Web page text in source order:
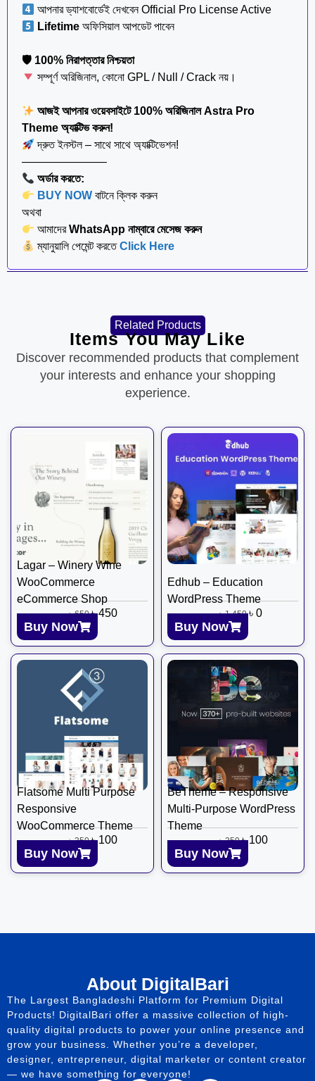
আপনার ড্যাশবোর্ডেই দেখবেন Official Pro License Active
Lifetime অফিসিয়াল আপডেট পাবেন
🛡 100% নিরাপত্তার নিশ্চয়তা
সম্পূর্ণ অরিজিনাল, কোনো GPL / Null / Crack নয়।
আজই আপনার ওয়েবসাইটে 100% অরিজিনাল Astra Pro
Theme অ্যাক্টিভ করুন!
দ্রুত ইনস্টল – সাথে সাথে অ্যাক্টিভেশন!
———————–
অর্ডার করতে:
BUY NOW বাটনে ক্লিক করুন
অথবা
আমাদেরWhatsApp নাম্বারে মেসেজ করুন
ম্যানুয়ালি পেমেন্ট করতেClick Here
Related Products
Items You May Like
Discover recommended products that complement
your interests and enhance your shopping
experience.
Lagar – Winery Wine
WooCommerce
eCommerce Shop
৳650 ৳450
Buy Now
Edhub – Education
WordPress Theme
৳1,450 ৳0
Buy Now
Flatsome Multi Purpose
Responsive
WooCommerce Theme
৳350 ৳100
Buy Now
BeTheme – Responsive
Multi-Purpose WordPress
Theme
৳350 ৳100
Buy Now
About DigitalBari
The Largest Bangladeshi Platform for Premium Digital
Products! DigitalBari offer a massive collection of high-
quality digital products to power your online presence and
grow your business. Whether you’re a developer,
designer, entrepreneur, digital marketer or content creator
— we have something for everyone!